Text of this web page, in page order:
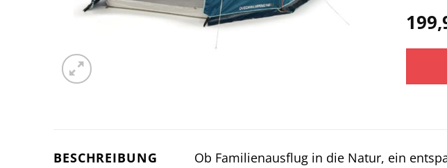
BESCHREIBUNG
Ob Familienausflug in die Natur, ein